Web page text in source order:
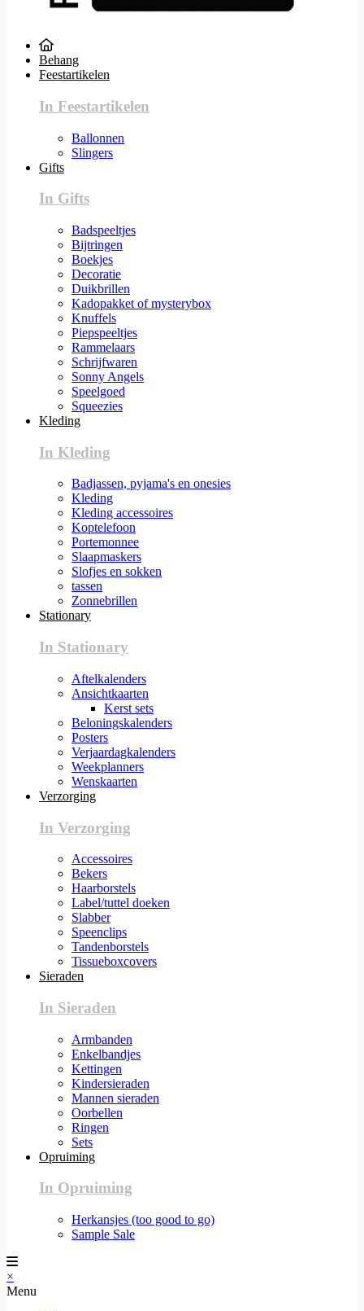
Behang
Feestartikelen
In Feestartikelen
Ballonnen
Slingers
Gifts
In Gifts
Badspeeltjes
Bijtringen
Boekjes
Decoratie
Duikbrillen
Kadopakket of mysterybox
Knuffels
Piepspeeltjes
Rammelaars
Schrijfwaren
Sonny Angels
Speelgoed
Squeezies
Kleding
In Kleding
Badjassen, pyjama's en onesies
Kleding
Kleding accessoires
Koptelefoon
Portemonnee
Slaapmaskers
Slofjes en sokken
tassen
Zonnebrillen
Stationary
In Stationary
Aftelkalenders
Ansichtkaarten
Kerst sets
Beloningskalenders
Posters
Verjaardagkalenders
Weekplanners
Wenskaarten
Verzorging
In Verzorging
Accessoires
Bekers
Haarborstels
Label/tuttel doeken
Slabber
Speenclips
Tandenborstels
Tissueboxcovers
Sieraden
In Sieraden
Armbanden
Enkelbandjes
Kettingen
Kindersieraden
Mannen sieraden
Oorbellen
Ringen
Sets
Opruiming
In Opruiming
Herkansjes (too good to go)
Sample Sale
×
Menu